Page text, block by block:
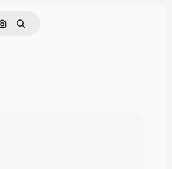
Pesquisar por imagem
Buscar